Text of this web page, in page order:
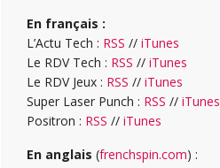
En français :
L’Actu Tech : RSS // iTunes
Le RDV Tech : RSS // iTunes
Le RDV Jeux : RSS // iTunes
Super Laser Punch : RSS // iTunes
Positron : RSS // iTunes
En anglais (frenchspin.com) :